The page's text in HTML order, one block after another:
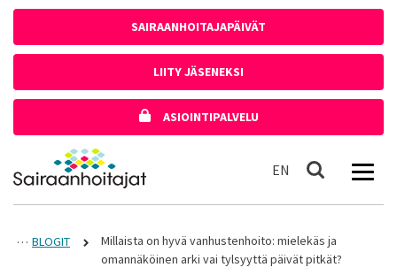
SAIRAANHOITAJAPÄIVÄT
LIITY JÄSENEKSI
ASIOINTIPALVELU
Etusivulle
EN In English
Haku
BLOGIT
Millaista on hyvä vanhustenhoito: mielekäs ja
omannäköinen arki vai tylsyyttä päivät pitkät?